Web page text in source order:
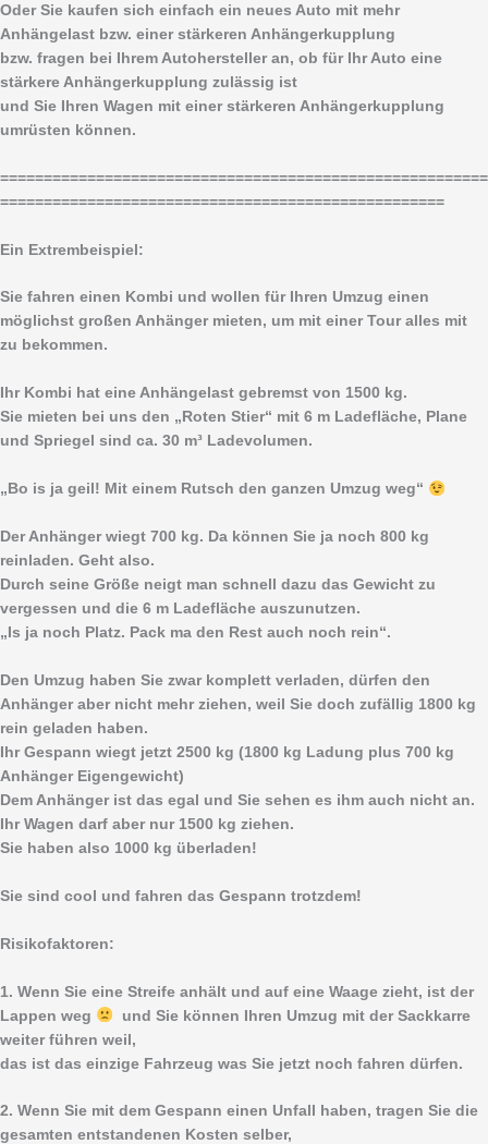
Oder Sie kaufen sich einfach ein neues Auto mit mehr
Anhängelast bzw. einer stärkeren Anhängerkupplung
bzw. fragen bei Ihrem Autohersteller an, ob für Ihr Auto eine
stärkere Anhängerkupplung zulässig ist
und Sie Ihren Wagen mit einer stärkeren Anhängerkupplung
umrüsten können.
========================================================
===================================================
Ein Extrembeispiel:
Sie fahren einen Kombi und wollen für Ihren Umzug einen
möglichst großen Anhänger mieten, um mit einer Tour alles mit
zu bekommen.
Ihr Kombi hat eine Anhängelast gebremst von 1500 kg.
Sie mieten bei uns den „Roten Stier“ mit 6 m Ladefläche, Plane
und Spriegel sind ca. 30 m³ Ladevolumen.
„Bo is ja geil! Mit einem Rutsch den ganzen Umzug weg“
Der Anhänger wiegt 700 kg. Da können Sie ja noch 800 kg
reinladen. Geht also.
Durch seine Größe neigt man schnell dazu das Gewicht zu
vergessen und die 6 m Ladefläche auszunutzen.
„Is ja noch Platz. Pack ma den Rest auch noch rein“.
Den Umzug haben Sie zwar komplett verladen, dürfen den
Anhänger aber nicht mehr ziehen, weil Sie doch zufällig 1800 kg
rein geladen haben.
Ihr Gespann wiegt jetzt 2500 kg (1800 kg Ladung plus 700 kg
Anhänger Eigengewicht)
Dem Anhänger ist das egal und Sie sehen es ihm auch nicht an.
Ihr Wagen darf aber nur 1500 kg ziehen.
Sie haben also 1000 kg überladen!
Sie sind cool und fahren das Gespann trotzdem!
Risikofaktoren:
1. Wenn Sie eine Streife anhält und auf eine Waage zieht, ist der
Lappen weg
und Sie können Ihren Umzug mit der Sackkarre
weiter führen weil,
das ist das einzige Fahrzeug was Sie jetzt noch fahren dürfen.
2. Wenn Sie mit dem Gespann einen Unfall haben, tragen Sie die
gesamten entstandenen Kosten selber,